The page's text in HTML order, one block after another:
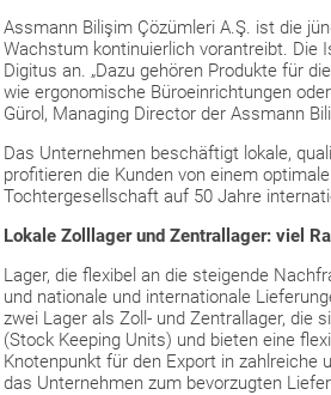
Assmann Bilişim Çözümleri A.Ş. ist die
Wachstum kontinuierlich vorantreibt. Die
Digitus an. „Dazu gehören Produkte für
wie ergonomische Büroeinrichtungen
Gürol, Managing Director der Assmann
Das Unternehmen beschäftigt lokale,
profitieren die Kunden von einem
Tochtergesellschaft auf 50 Jahre
Lokale Zolllager und Zentrallager: viel
Lager, die flexibel an die steigende
und nationale und internationale
zwei Lager als Zoll- und Zentrallager, die
(Stock Keeping Units) und bieten eine
Knotenpunkt für den Export in zahlreiche
das Unternehmen zum bevorzugten